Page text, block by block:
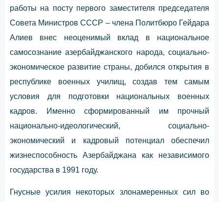
работы на посту первого заместителя председателя
Совета Министров СССР – члена Политбюро Гейдара
Алиев внес неоценимый вклад в национальное
самосознание азербайджанского народа, социально-
экономическое развитие страны, добился открытия в
республике военных училищ, создав тем самым
условия для подготовки национальных военных
кадров. Именно сфоpмированный им прочный
национально-идеологический, социально-
экономический и кадровый потенциал обеспечил
жизнеспособность Азербайджана как независимого
государства в 1991 году.
Гнусные усилия некоторых злонамеренных сил во